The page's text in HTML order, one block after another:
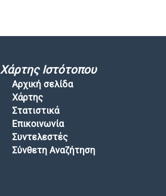
Χάρτης Ιστότοπου
Αρχική σελίδα
Χάρτης
Στατιστικά
Επικοινωνία
Συντελεστές
Σύνθετη Αναζήτηση